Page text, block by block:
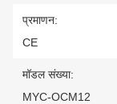
प्रमाणन:
CE
मॉडल संख्या:
MYC-OCM12